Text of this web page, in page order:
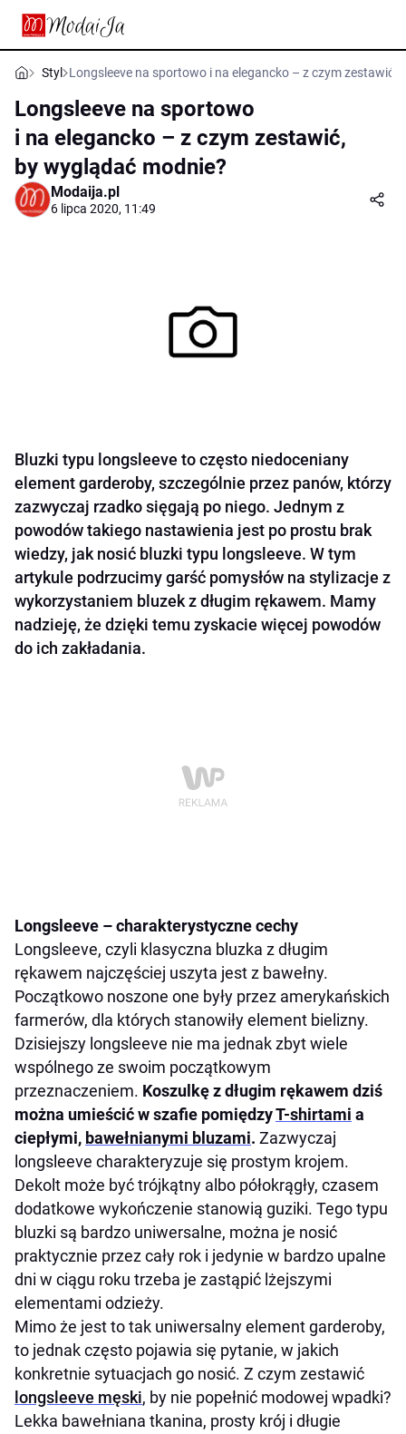
Styl Longsleeve na sportowo i na elegancko – z czym zestawić,
Longsleeve na sportowo
i na elegancko – z czym zestawić,
by wyglądać modnie?
Modaija.pl
6 lipca 2020, 11:49
Bluzki typu longsleeve to często niedoceniany
element garderoby, szczególnie przez panów, którzy
zazwyczaj rzadko sięgają po niego. Jednym z
powodów takiego nastawienia jest po prostu brak
wiedzy, jak nosić bluzki typu longsleeve. W tym
artykule podrzucimy garść pomysłów na stylizacje z
wykorzystaniem bluzek z długim rękawem. Mamy
nadzieję, że dzięki temu zyskacie więcej powodów
do ich zakładania.
Longsleeve – charakterystyczne cechy
Longsleeve, czyli klasyczna bluzka z długim
rękawem najczęściej uszyta jest z bawełny.
Początkowo noszone one były przez amerykańskich
farmerów, dla których stanowiły element bielizny.
Dzisiejszy longsleeve nie ma jednak zbyt wiele
wspólnego ze swoim początkowym
przeznaczeniem. Koszulkę z długim rękawem dziś
można umieścić w szafie pomiędzyT-shirtami a
ciepłymi, bawełnianymi bluzami. Zazwyczaj
longsleeve charakteryzuje się prostym krojem.
Dekolt może być trójkątny albo półokrągły, czasem
dodatkowe wykończenie stanowią guziki. Tego typu
bluzki są bardzo uniwersalne, można je nosić
praktycznie przez cały rok i jedynie w bardzo upalne
dni w ciągu roku trzeba je zastąpić lżejszymi
elementami odzieży.
Mimo że jest to tak uniwersalny element garderoby,
to jednak często pojawia się pytanie, w jakich
konkretnie sytuacjach go nosić. Z czym zestawić
longsleeve męski, by nie popełnić modowej wpadki?
Lekka bawełniana tkanina, prosty krój i długie